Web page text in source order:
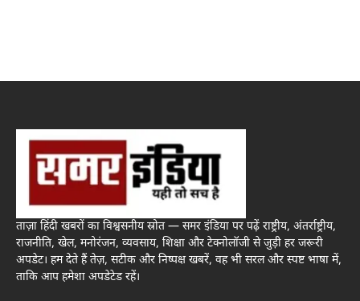
ताज़ा हिंदी खबरों का विश्वसनीय स्रोत — समर इंडिया पर पढ़ें राष्ट्रीय, अंतर्राष्ट्रीय,
राजनीति, खेल, मनोरंजन, व्यवसाय, शिक्षा और टेक्नोलॉजी से जुड़ी हर जरूरी
अपडेट। हम देते हैं तेज़, सटीक और निष्पक्ष खबरें, वह भी सरल और स्पष्ट भाषा में,
ताकि आप हमेशा अपडेटेड रहें।